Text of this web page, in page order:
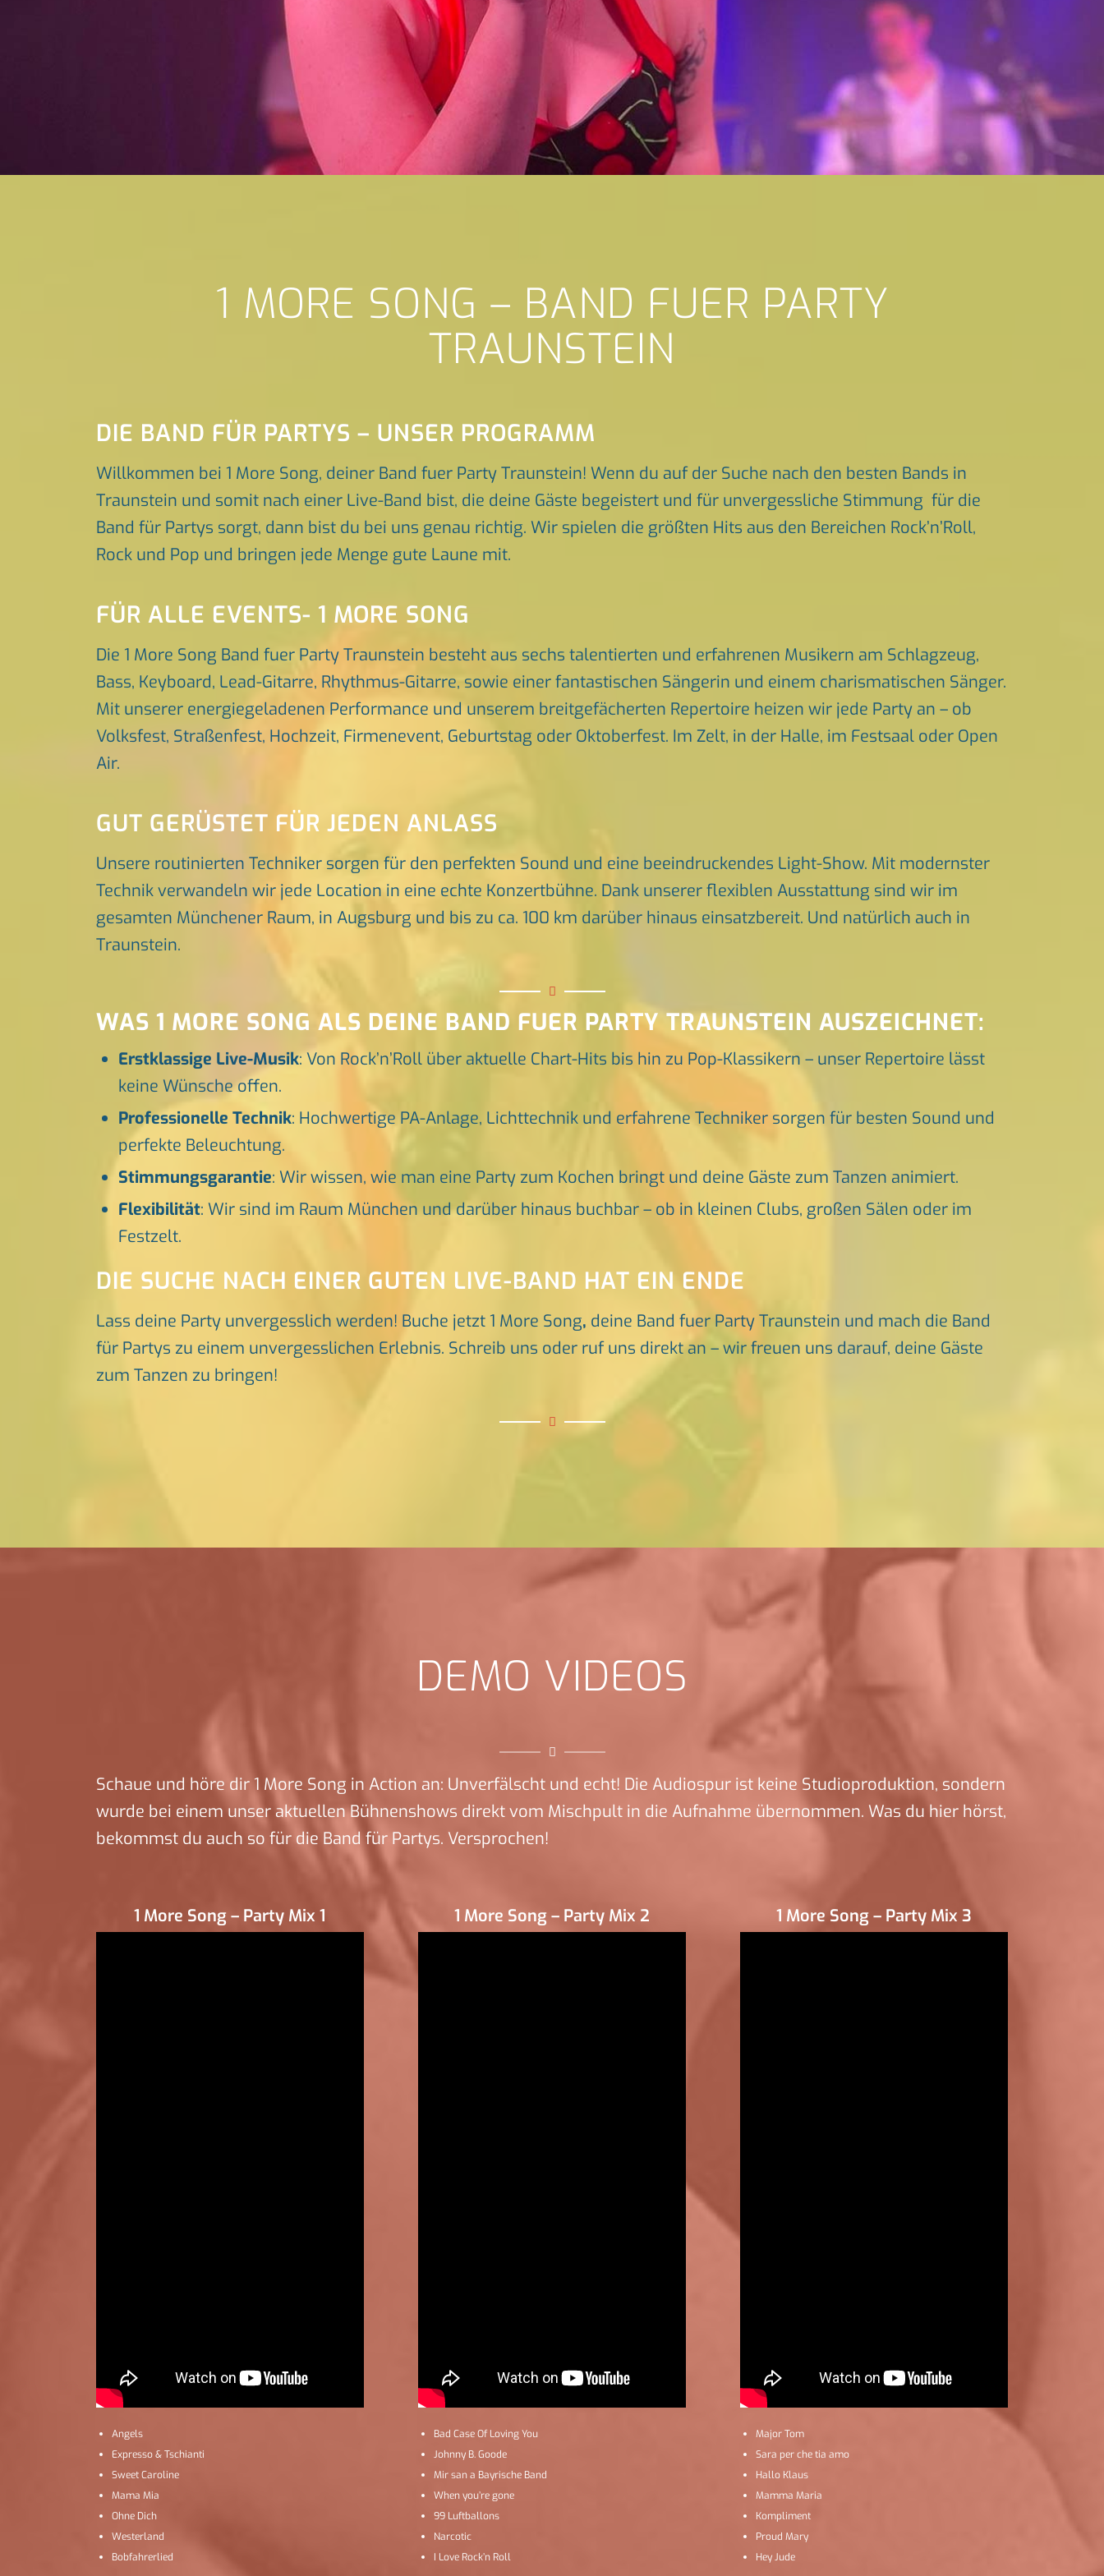
1 MORE SONG – BAND FUER PARTY
TRAUNSTEIN
DIE BAND FÜR PARTYS – UNSER PROGRAMM
Willkommen bei 1 More Song, deiner Band fuer Party Traunstein! Wenn du auf der Suche nach den besten Bands in
Traunstein und somit nach einer Live-Band bist, die deine Gäste begeistert und für unvergessliche Stimmung für die
Band für Partys sorgt, dann bist du bei uns genau richtig. Wir spielen die größten Hits aus den Bereichen Rock’n’Roll,
Rock und Pop und bringen jede Menge gute Laune mit.
FÜR ALLE EVENTS- 1 MORE SONG
Die 1 More Song Band fuer Party Traunstein besteht aus sechs talentierten und erfahrenen Musikern am Schlagzeug,
Bass, Keyboard, Lead-Gitarre, Rhythmus-Gitarre, sowie einer fantastischen Sängerin und einem charismatischen Sänger.
Mit unserer energiegeladenen Performance und unserem breitgefächerten Repertoire heizen wir jede Party an – ob
Volksfest, Straßenfest, Hochzeit, Firmenevent, Geburtstag oder Oktoberfest. Im Zelt, in der Halle, im Festsaal oder Open
Air.
GUT GERÜSTET FÜR JEDEN ANLASS
Unsere routinierten Techniker sorgen für den perfekten Sound und eine beeindruckendes Light-Show. Mit modernster
Technik verwandeln wir jede Location in eine echte Konzertbühne. Dank unserer flexiblen Ausstattung sind wir im
gesamten Münchener Raum, in Augsburg und bis zu ca. 100 km darüber hinaus einsatzbereit. Und natürlich auch in
Traunstein.
WAS 1 MORE SONG ALS DEINE BAND FUER PARTY TRAUNSTEIN AUSZEICHNET:
Erstklassige Live-Musik: Von Rock’n’Roll über aktuelle Chart-Hits bis hin zu Pop-Klassikern – unser Repertoire lässt
keine Wünsche offen.
Professionelle Technik: Hochwertige PA-Anlage, Lichttechnik und erfahrene Techniker sorgen für besten Sound und
perfekte Beleuchtung.
Stimmungsgarantie: Wir wissen, wie man eine Party zum Kochen bringt und deine Gäste zum Tanzen animiert.
Flexibilität: Wir sind im Raum München und darüber hinaus buchbar – ob in kleinen Clubs, großen Sälen oder im
Festzelt.
DIE SUCHE NACH EINER GUTEN LIVE-BAND HAT EIN ENDE
Lass deine Party unvergesslich werden! Buche jetzt 1 More Song, deine Band fuer Party Traunstein und mach die Band
für Partys zu einem unvergesslichen Erlebnis. Schreib uns oder ruf uns direkt an – wir freuen uns darauf, deine Gäste
zum Tanzen zu bringen!
DEMO VIDEOS
Schaue und höre dir 1 More Song in Action an: Unverfälscht und echt! Die Audiospur ist keine Studioproduktion, sondern
wurde bei einem unser aktuellen Bühnenshows direkt vom Mischpult in die Aufnahme übernommen. Was du hier hörst,
bekommst du auch so für die Band für Partys. Versprochen!
1 More Song – Party Mix 1
Angels
Expresso & Tschianti
Sweet Caroline
Mama Mia
Ohne Dich
Westerland
Bobfahrerlied
1 More Song – Party Mix 2
Bad Case Of Loving You
Johnny B. Goode
Mir san a Bayrische Band
When you’re gone
99 Luftballons
Narcotic
I Love Rock’n Roll
1 More Song – Party Mix 3
Major Tom
Sara per che tia amo
Hallo Klaus
Mamma Maria
Kompliment
Proud Mary
Hey Jude